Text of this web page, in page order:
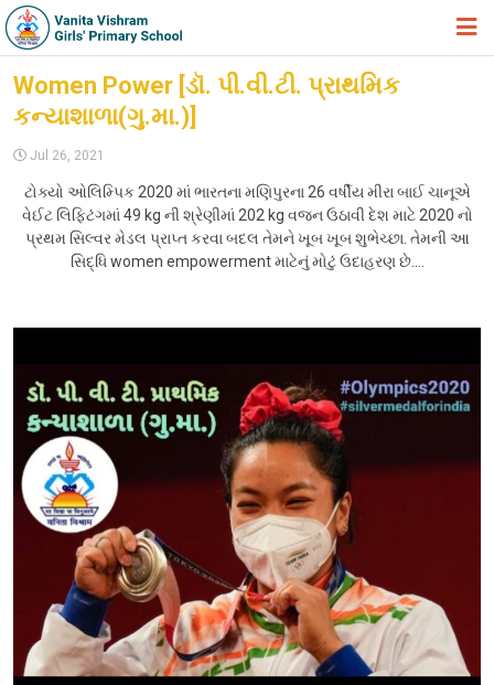
HOME
ABOUT TRUST
ACADEMIC
STUDENT ZONE
GALLERY
ADMISSION FORM
JOIN US
360º VIRTUAL TOUR
CONTACT
Women Power [ડૉ. પી.વી.ટી. પ્રાથમિક
કન્યાશાળા(ગુ.મા.)]
Jul 26, 2021
ટોક્યો ઓલિમ્પિક 2020 માં ભારતના મણિપુરના 26 વર્ષીય મીરા બાઈ ચાનૂએ
વેઈટ લિફ્ટિંગમાં 49 kg ની શ્રેણીમાં 202 kg વજન ઉઠાવી દેશ માટે 2020 નો
પ્રથમ સિલ્વર મેડલ પ્રાપ્ત કરવા બદલ તેમને ખૂબ ખૂબ શુભેચ્છા. તેમની આ
સિદ્ધિ women empowerment માટેનું મોટું ઉદાહરણ છે….